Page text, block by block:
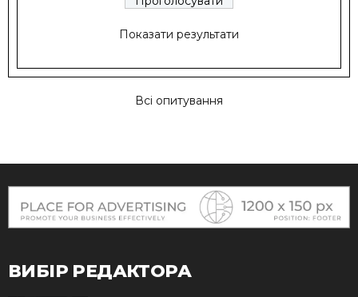
Показати результати
Всі опитування
ВИБІР РЕДАКТОРА